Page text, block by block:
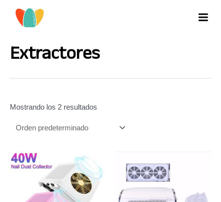
Extractores
Mostrando los 2 resultados